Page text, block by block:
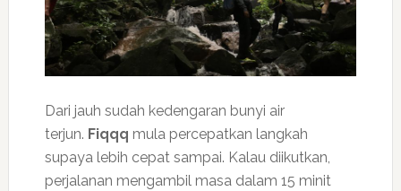
Dari jauh sudah kedengaran bunyi air
terjun. Fiqqq mula percepatkan langkah
supaya lebih cepat sampai. Kalau diikutkan,
perjalanan mengambil masa dalam 15 minit